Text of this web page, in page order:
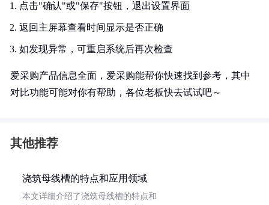
点击"确认"或"保存"按钮，退出设置界面
返回主屏幕查看时间显示是否正确
如发现异常，可重启系统后再次检查
爱采购产品信息全面，爱采购能帮你快速找到参考，其中
对比功能可能对你有帮助，各位老板快去试试吧～
其他推荐
浇筑母线槽的特点和应用领域
本文详细介绍了浇筑母线槽的特点和